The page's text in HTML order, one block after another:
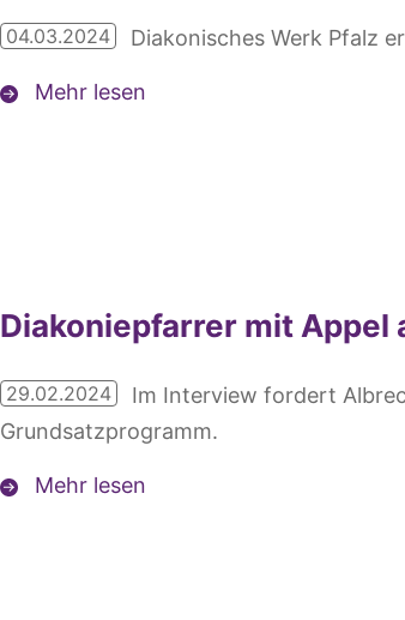
04.03.2024 Diakonisches Werk Pfalz
Mehr lesen
Diakoniepfarrer mit Appel
29.02.2024
Im Interview fordert
Grundsatzprogramm.
Mehr lesen